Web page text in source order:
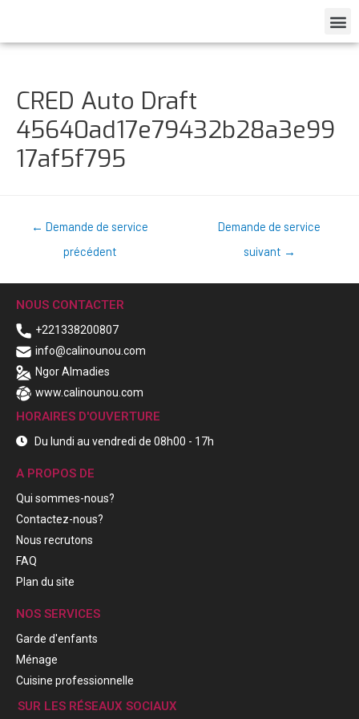
CRED Auto Draft
45640ad17e79432b28a3e99
17af5f795
← Demande de service
précédent
Demande de service
suivant →
NOUS CONTACTER
+221338200807
info@calinounou.com
Ngor Almadies
www.calinounou.com
HORAIRES D'OUVERTURE
Du lundi au vendredi de 08h00 - 17h
A PROPOS DE
Qui sommes-nous?
Contactez-nous?
Nous recrutons
FAQ
Plan du site
NOS SERVICES
Garde d'enfants
Ménage
Cuisine professionnelle
SUR LES RÉSEAUX SOCIAUX